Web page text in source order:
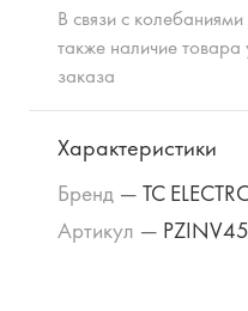
В связи с
также наличие
заказа
Характеристики
Бренд — TC
Артикул —